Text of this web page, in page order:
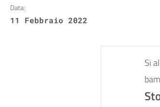
Data:
11 Febbraio 2022
Si